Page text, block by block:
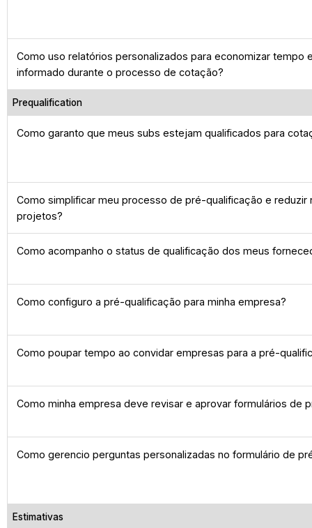
Como uso relatórios personalizados para economizar tempo
informado durante o processo de cotação?
Prequalification
Como garanto que meus subs estejam qualificados para
Como simplificar meu processo de pré-qualificação e reduzir
projetos?
Como acompanho o status de qualificação dos meus
Como configuro a pré-qualificação para minha empresa?
Como poupar tempo ao convidar empresas para a pré-
Como minha empresa deve revisar e aprovar formulários de
Como gerencio perguntas personalizadas no formulário de
Estimativas